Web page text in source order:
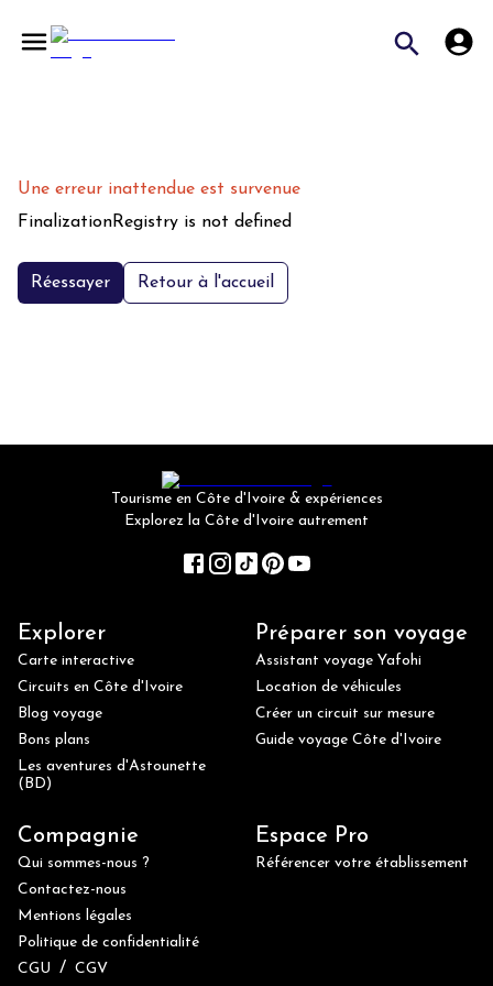
Une erreur inattendue est survenue
FinalizationRegistry is not defined
Réessayer Retour à l'accueil
Tourisme en Côte d'Ivoire & expériences
Explorez la Côte d'Ivoire autrement
Explorer
Carte interactive
Circuits en Côte d'Ivoire
Blog voyage
Bons plans
Les aventures d'Astounette
(BD)
Préparer son voyage
Assistant voyage Yafohi
Location de véhicules
Créer un circuit sur mesure
Guide voyage Côte d'Ivoire
Compagnie
Qui sommes-nous ?
Contactez-nous
Mentions légales
Politique de confidentialité
CGU / CGV
Espace Pro
Référencer votre établissement